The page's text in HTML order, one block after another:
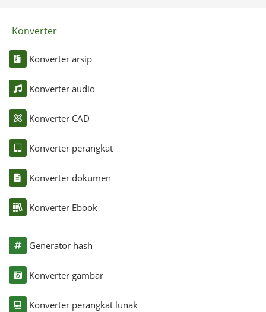
Konverter
Konverter arsip
Konverter audio
Konverter CAD
Konverter perangkat
Konverter dokumen
Konverter Ebook
Generator hash
Konverter gambar
Konverter perangkat lunak